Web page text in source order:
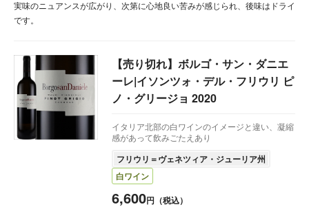
実味のニュアンスが広がり、次第に心地良い苦みが感じられ、後味はドライ
です。
【売り切れ】ボルゴ・サン・ダニエ
ーレ|イソンツォ・デル・フリウリ ピ
ノ・グリージョ 2020
イタリア北部の白ワインのイメージと違い、凝縮
感があって飲みごたえあり
フリウリ＝ヴェネツィア・ジューリア州
白ワイン
6,600円（税込）